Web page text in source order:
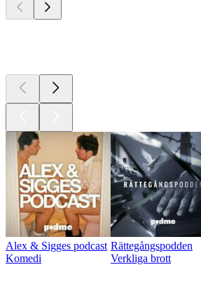
Alex & Sigges podcast
Komedi
Rättegångspodden
Verkliga brott